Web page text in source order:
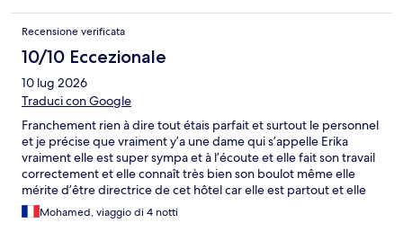
Recensione verificata
10/10 Eccezionale
10 lug 2026
Traduci con Google
Franchement rien à dire tout étais parfait et surtout le personnel
et je précise que vraiment y’a une dame qui s’appelle Erika
vraiment elle est super sympa et à l’écoute et elle fait son travail
correctement et elle connaît très bien son boulot même elle
mérite d’être directrice de cet hôtel car elle est partout et elle
donne une très belle image à cet hôtel heureusement qu’elle
est là 👌👌👍👍
Mohamed, viaggio di 4 notti